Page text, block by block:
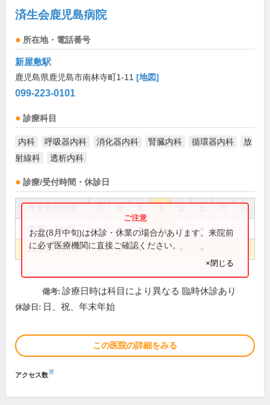
済生会鹿児島病院
所在地・電話番号
新屋敷駅
鹿児島県鹿児島市南林寺町1-11 [地図]
099-223-0101
診療科目
内科 呼吸器内科 消化器内科 腎臓内科 循環器内科
放
射線科
透析内科
診療/受付時間・休診日
祝
8:30～11:45 ● ● ● ● ●
13:15～16:50 ● ● ● ●
お盆(8月中旬)は休診・休業の場合があります。来院前
に必ず医療機関に直接ご確認ください。
×閉じる
備考: 診療日時は科目により異なる 臨時休診あり
休診日: 日、祝、年末年始
この医院の詳細をみる
アクセス数※